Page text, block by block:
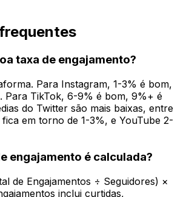
taxa de engajamento?
Para Instagram, 1-3% é bom,
Para TikTok, 6-9% é bom, 9%+ é
do Twitter são mais baixas, entre
em torno de 1-3%, e YouTube 2-
engajamento é calculada?
de Engajamentos ÷ Seguidores) ×
inclui curtidas,